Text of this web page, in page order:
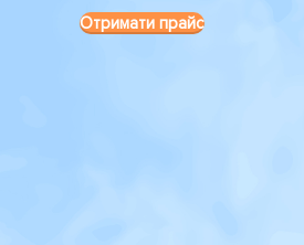
Отримати прайс